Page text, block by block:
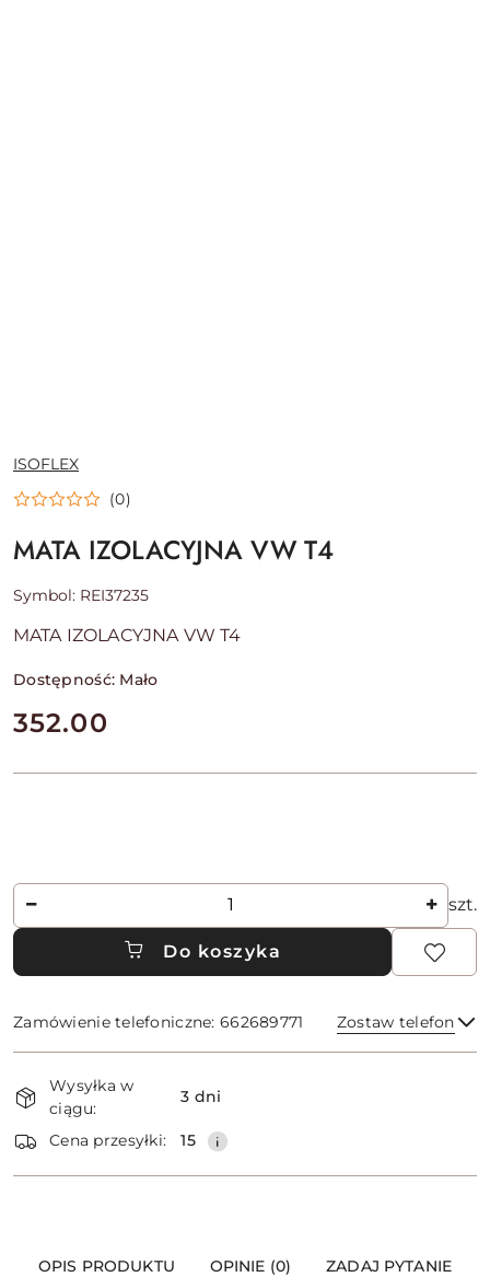
NAZWA
PRODUCENTA:
ISOFLEX
(0)
MATA IZOLACYJNA VW T4
Symbol: REI37235
MATA IZOLACYJNA VW T4
Dostępność: Mało
cena:
352.00
Ilość szt.
Do koszyka
Zamówienie telefoniczne: 662689771 Zostaw telefon
Dostępność
i
dostawa
Wysyłka w
ciągu:
3 dni
Cena przesyłki: 15
OPIS PRODUKTU OPINIE (0) ZADAJ PYTANIE